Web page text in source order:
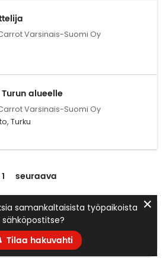
Varsinais-Suomi Oy
alueelle
Varsinais-Suomi Oy
Turku
1 seuraava
samankaltaisista työpaikoista
sähköpostitse?
Tilaa hakuvahti
✕